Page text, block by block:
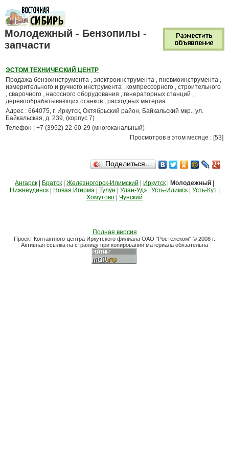
Молодежный - Бензопилы -
запчасти
ЭСТОМ ТЕХНИЧЕСКИЙ ЦЕНТР
Продажа бензоинструмента , электроинструмента , пневмоинструмента ,
измерительного и ручного инструмента , компрессорного , строительного
, сварочного , насосного оборудования , генераторных станций ,
деревообрабатывающих станков , расходных материа...
Адрес : 664075, г. Иркутск, Октябрьский район, Байкальский мкр., ул.
Байкальская, д. 239, (корпус 7)
Телефон : +7 (3952) 22-60-29 (многоканальный)
Просмотров в этом месяце : [53]
Поделиться…
Ангарск Братск Железногорск-Илимский Иркутск Молодежный
Нижнеудинск| Новая Игирма| Тулун Улан-Удэ| Усть-Илимск| Усть-Кут|
Хомутово
Чунский
Полная версия
Проект Контактного-центра Иркутского филиала ОАО "Ростелеком" © 2008 г.
Активная ссылка на страницу при копировании материала обязательна